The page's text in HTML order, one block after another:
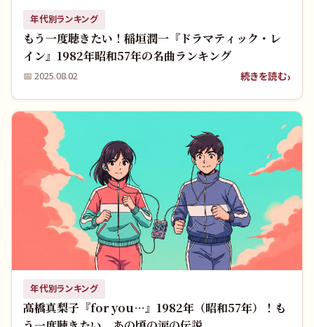
年代別ランキング
もう一度聴きたい！稲垣潤一『ドラマティック・レ
イン』1982年昭和57年の名曲ランキング
📅 2025.08.02 続きを読む
年代別ランキング
高橋真梨子『for you…』1982年（昭和57年）！も